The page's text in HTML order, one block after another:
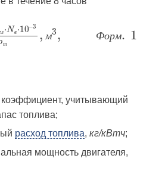
л в
т
м Ф о рм
коэффициент, учитывающий
топлива;
расход топлива,кг/кВтч;
мощность двигателя,